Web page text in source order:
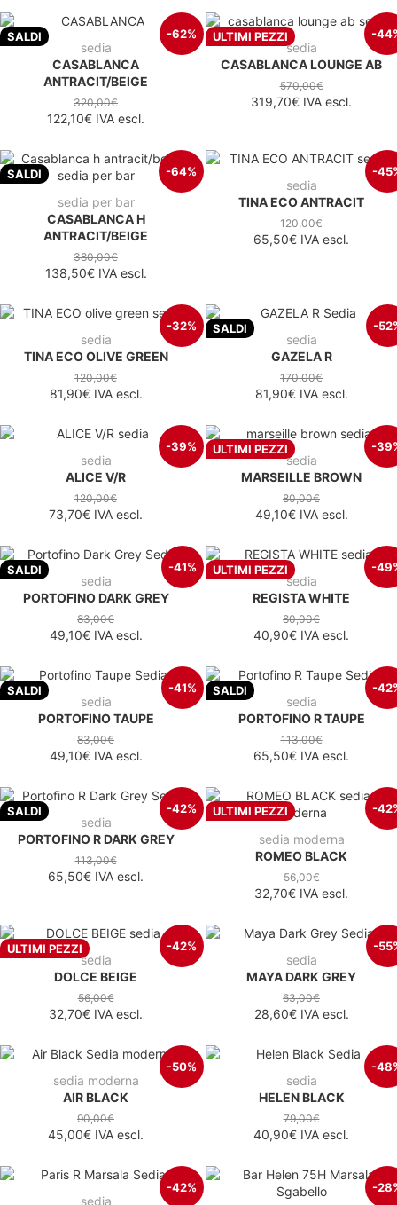
SALDI -62%
sedia
CASABLANCA
ANTRACIT/BEIGE
320,00€
122,10€ IVA escl.
ULTIMI PEZZI -
sedia
CASABLANCA LOUNGE AB
570,00€
319,70€ IVA escl.
SALDI -64%
sedia per bar
CASABLANCA H
ANTRACIT/BEIGE
380,00€
138,50€IVA escl.
-
sedia
TINA ECO ANTRACIT
120,00€
65,50€ IVA escl.
-32%
sedia
TINA ECO OLIVE GREEN
120,00€
81,90€IVA escl.
SALDI -
sedia
GAZELA R
170,00€
81,90€IVA escl.
-39%
sedia
ALICE V/R
120,00€
73,70€ IVA escl.
ULTIMI PEZZI -
sedia
MARSEILLE BROWN
80,00€
49,10€IVA escl.
SALDI -41%
sedia
PORTOFINO DARK GREY
83,00€
49,10€IVA escl.
ULTIMI PEZZI -
sedia
REGISTA WHITE
80,00€
40,90€ IVA escl.
SALDI -41%
sedia
PORTOFINO TAUPE
83,00€
49,10€IVA escl.
SALDI -
sedia
PORTOFINO R TAUPE
113,00€
65,50€ IVA escl.
SALDI -42%
sedia
PORTOFINO R DARK GREY
113,00€
65,50€ IVA escl.
ULTIMI PEZZI -
sedia moderna
ROMEO BLACK
56,00€
32,70€ IVA escl.
ULTIMI PEZZI -42%
sedia
DOLCE BEIGE
56,00€
32,70€ IVA escl.
-
sedia
MAYA DARK GREY
63,00€
28,60€IVA escl.
-50%
sedia moderna
AIR BLACK
90,00€
45,00€ IVA escl.
-
sedia
HELEN BLACK
79,00€
40,90€ IVA escl.
-42%
sedia
-